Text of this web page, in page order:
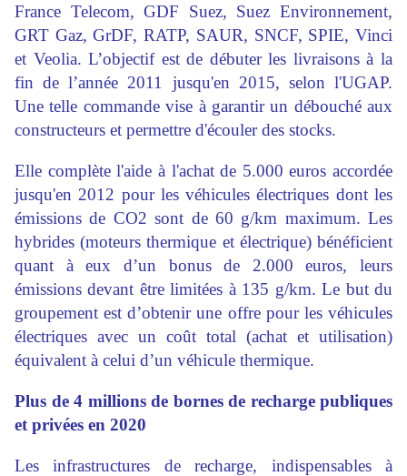
France Telecom, GDF Suez, Suez Environnement,
GRT Gaz, GrDF, RATP, SAUR, SNCF, SPIE, Vinci
et Veolia. L’objectif est de débuter les livraisons à la
fin de l’année 2011 jusqu'en 2015, selon l'UGAP.
Une telle commande vise à garantir un débouché aux
constructeurs et permettre d'écouler des stocks.
Elle complète l'aide à l'achat de 5.000 euros accordée
jusqu'en 2012 pour les véhicules électriques dont les
émissions de CO2 sont de 60 g/km maximum. Les
hybrides (moteurs thermique et électrique) bénéficient
quant à eux d’un bonus de 2.000 euros, leurs
émissions devant être limitées à 135 g/km. Le but du
groupement est d’obtenir une offre pour les véhicules
électriques avec un coût total (achat et utilisation)
équivalent à celui d’un véhicule thermique.
Plus de 4 millions de bornes de recharge publiques
et privées en 2020
Les infrastructures de recharge, indispensables à